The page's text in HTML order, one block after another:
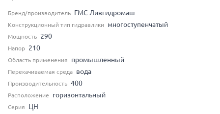
Бренд/производитель ГМС Ливгидромаш
Конструкционный тип гидравлики многоступенчатый
Мощность 290
Напор 210
Область применения промышленный
Перекачиваемая среда вода
Производительность 400
Расположение горизонтальный
Серия ЦН